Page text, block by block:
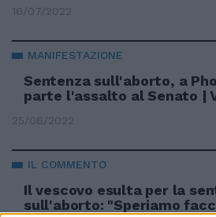
16/07/2022
MANIFESTAZIONE
Sentenza sull'aborto, a
parte l'assalto al Senato |
25/06/2022
IL COMMENTO
Il vescovo esulta per la
sull'aborto: "Speriamo